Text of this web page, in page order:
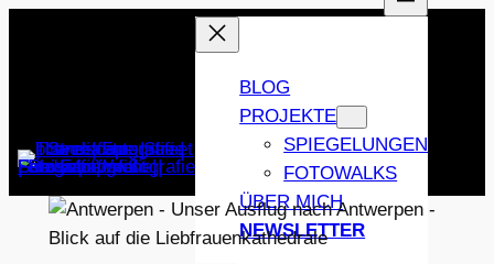
BLOG
PROJEKTE
SPIEGELUNGEN
FOTOWALKS
ÜBER MICH
NEWSLETTER